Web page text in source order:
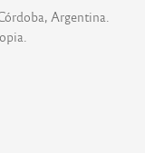
Argentina.